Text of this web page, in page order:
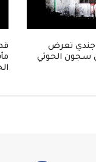
تعرض
سجون الحوثي